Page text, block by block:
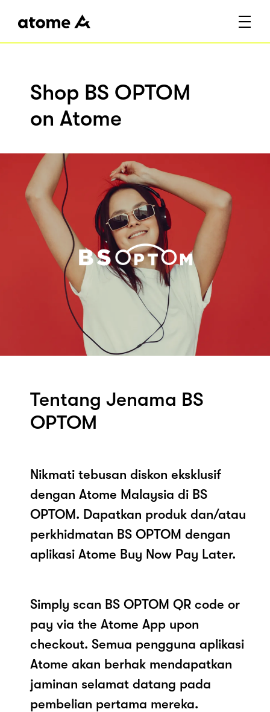
Shop BS OPTOM
on Atome
Tentang Jenama BS
OPTOM
Nikmati tebusan diskon eksklusif
dengan Atome Malaysia di BS
OPTOM. Dapatkan produk dan/atau
perkhidmatan BS OPTOM dengan
aplikasi Atome Buy Now Pay Later.
Simply scan BS OPTOM QR code or
pay via the Atome App upon
checkout. Semua pengguna aplikasi
Atome akan berhak mendapatkan
jaminan selamat datang pada
pembelian pertama mereka.